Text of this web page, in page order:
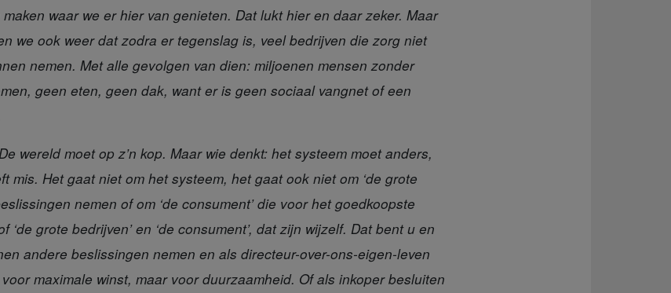
waar we er hier van genieten. Dat lukt hier en daar zeker. Maar
we ook weer dat zodra er tegenslag is, veel bedrijven die zorg niet
nemen. Met alle gevolgen van dien: miljoenen mensen zonder
geen eten, geen dak, want er is geen sociaal vangnet of een
wereld moet op z’n kop. Maar wie denkt: het systeem moet anders,
mis. Het gaat niet om het systeem, het gaat ook niet om ‘de grote
nemen of om ‘de consument’ die voor het goedkoopste
‘de grote bedrijven’ en ‘de consument’, dat zijn wijzelf. Dat bent u en
andere beslissingen nemen en als directeur-over-ons-eigen-leven
maximale winst, maar voor duurzaamheid. Of als inkoper besluiten